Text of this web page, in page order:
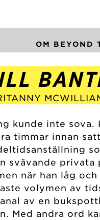
OM BEYOND
kunde inte sova.
timmar innan
svävande
när han låg
volymen av
av en
Med andra ord